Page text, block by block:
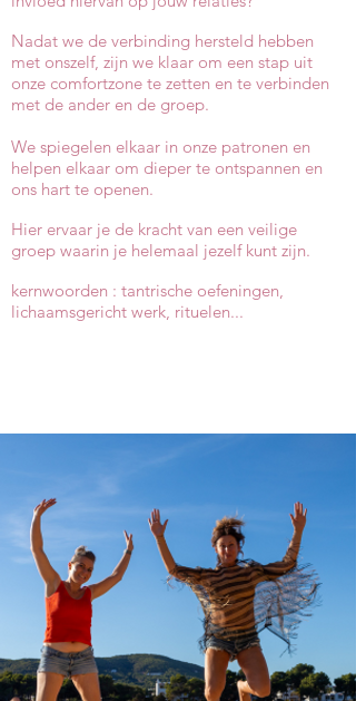
Nadat we de verbinding hersteld hebben
met onszelf, zijn we klaar om een stap uit
onze comfortzone te zetten en te verbinden
met de ander en de groep.
We spiegelen elkaar in onze patronen en
helpen elkaar om dieper te ontspannen en
ons hart te openen.
Hier ervaar je de kracht van een veilige
groep waarin je helemaal jezelf kunt zijn.
kernwoorden : tantrische oefeningen,
lichaamsgericht werk, rituelen...